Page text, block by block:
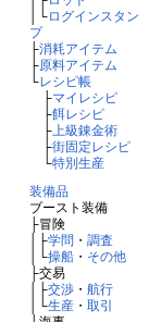
│└ログインスタン
プ
├消耗アイテム
├原料アイテム
└レシピ帳
├マイレシピ
├餌レシピ
├上級錬金術
├街固定レシピ
└特別生産
装備品
ブースト装備
├冒険
│├学問 ・ 調査
│└操船・ その他
├交易
│├交渉・ 航行
│└生産・ 取引